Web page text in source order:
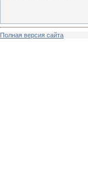
Полная версия сайта